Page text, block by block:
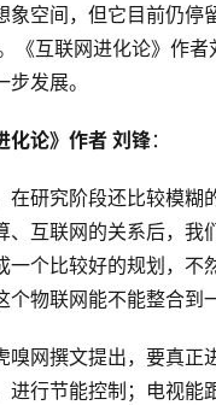
象空间，但它目前仍
《互联网进化论》作
发展。
化论》作者 刘锋：
研究阶段还比较模糊
互联网的关系后，我
个比较好的规划，
物联网能不能整合到
嗅网撰文提出，要真
行节能控制；电视